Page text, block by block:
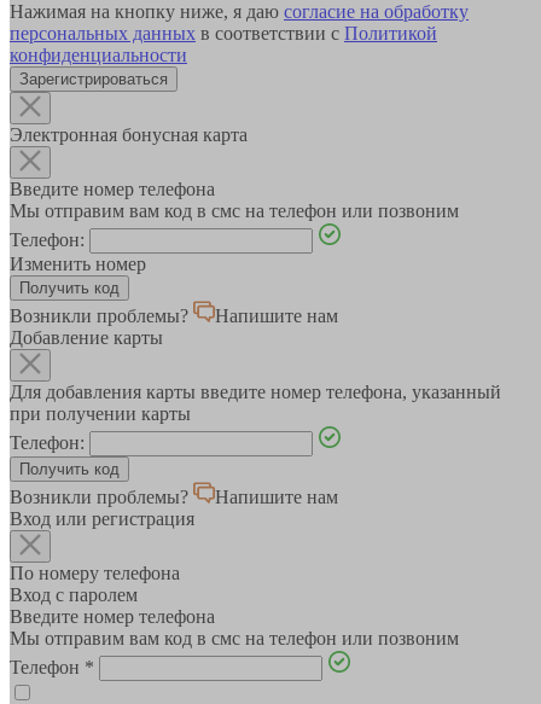
Нажимая на кнопку ниже, я даю согласие на обработку
персональных данных в соответствии с Политикой
конфиденциальности
Зарегистрироваться
Электронная бонусная карта
Введите номер телефона
Мы отправим вам код в смс на телефон или позвоним
Телефон:
Изменить номер
Возникли проблемы?
Напишите нам
Добавление карты
Для добавления карты введите номер телефона, указанный
при получении карты
Телефон:
Возникли проблемы?
Напишите нам
Вход или регистрация
По номеру телефона
Вход с паролем
Введите номер телефона
Мы отправим вам код в смс на телефон или позвоним
Телефон *